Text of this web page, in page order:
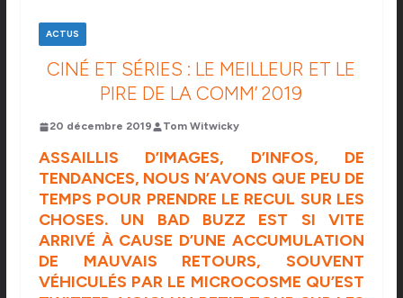
ACTUS
CINÉ ET SÉRIES : LE MEILLEUR ET LE
PIRE DE LA COMM’ 2019
20 décembre 2019 Tom Witwicky
ASSAILLIS D’IMAGES, D’INFOS, DE
TENDANCES, NOUS N’AVONS QUE PEU DE
TEMPS POUR PRENDRE LE RECUL SUR LES
CHOSES. UN BAD BUZZ EST SI VITE
ARRIVÉ À CAUSE D’UNE ACCUMULATION
DE MAUVAIS RETOURS, SOUVENT
VÉHICULÉS PAR LE MICROCOSME QU’EST